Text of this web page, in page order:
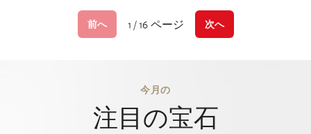
前へ 1 / 16 ページ 次へ
今月の
注目の宝石